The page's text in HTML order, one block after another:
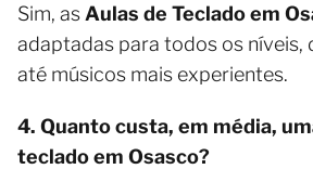
Sim, as Aulas de Teclado em
adaptadas para todos os níveis,
até músicos mais experientes.
4. Quanto custa, em média,
teclado em Osasco?